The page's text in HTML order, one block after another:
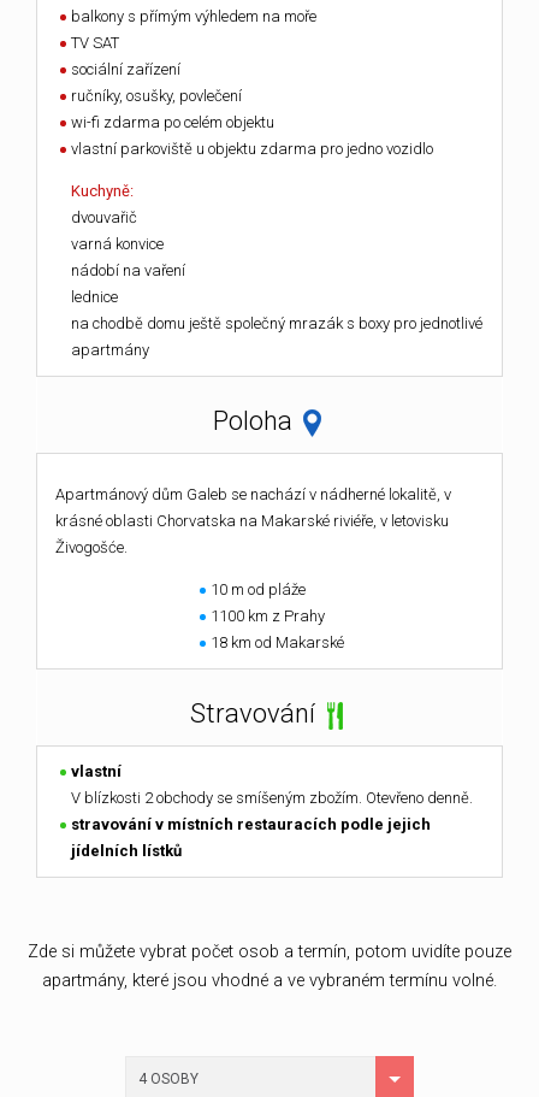
balkony s přímým výhledem na moře
TV SAT
sociální zařízení
ručníky, osušky, povlečení
wi-fi zdarma po celém objektu
vlastní parkoviště u objektu zdarma pro jedno vozidlo
Kuchyně:
dvouvařič
varná konvice
nádobí na vaření
lednice
na chodbě domu ještě společný mrazák s boxy pro jednotlivé
apartmány
Poloha
Apartmánový dům Galeb se nachází v nádherné lokalitě, v
krásné oblasti Chorvatska na Makarské riviéře, v letovisku
Živogošće.
10 m od pláže
1100 km z Prahy
18 km od Makarské
Stravování
vlastní
V blízkosti 2 obchody se smíšeným zbožím. Otevřeno denně.
stravování v místních restauracích podle jejich
jídelních lístků
Zde si můžete vybrat počet osob a termín, potom uvidíte pouze
apartmány, které jsou vhodné a ve vybraném termínu volné.
4 OSOBY